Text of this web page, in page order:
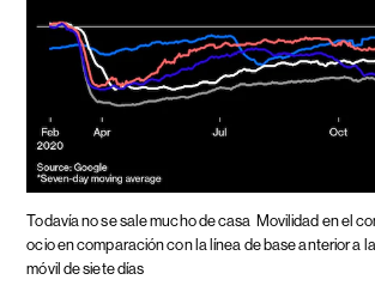
Todavía no se sale mucho de casa Movilidad en el
ocio en comparación con la línea de base anterior a
móvil de siete días